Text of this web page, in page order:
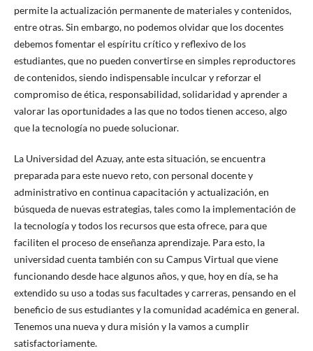
permite la actualización permanente de materiales y contenidos,
entre otras. Sin embargo, no podemos olvidar que los docentes
debemos fomentar el espíritu crítico y reflexivo de los
estudiantes, que no pueden convertirse en simples reproductores
de contenidos, siendo indispensable inculcar y reforzar el
compromiso de ética, responsabilidad, solidaridad y aprender a
valorar las oportunidades a las que no todos tienen acceso, algo
que la tecnología no puede solucionar.
La Universidad del Azuay, ante esta situación, se encuentra
preparada para este nuevo reto, con personal docente y
administrativo en continua capacitación y actualización, en
búsqueda de nuevas estrategias, tales como la implementación de
la tecnología y todos los recursos que esta ofrece, para que
faciliten el proceso de enseñanza aprendizaje. Para esto, la
universidad cuenta también con su Campus Virtual que viene
funcionando desde hace algunos años, y que, hoy en día, se ha
extendido su uso a todas sus facultades y carreras, pensando en el
beneficio de sus estudiantes y la comunidad académica en general.
Tenemos una nueva y dura misión y la vamos a cumplir
satisfactoriamente.